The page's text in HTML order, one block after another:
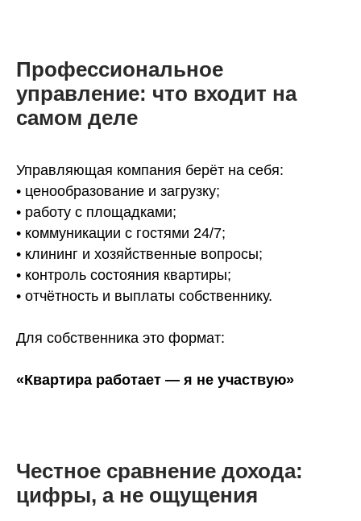
Профессиональное
управление: что входит на
самом деле
Управляющая компания берёт на себя:
• ценообразование и загрузку;
• работу с площадками;
• коммуникации с гостями 24/7;
• клининг и хозяйственные вопросы;
• контроль состояния квартиры;
• отчётность и выплаты собственнику.
Для собственника это формат:
«Квартира работает — я не участвую»
Честное сравнение дохода:
цифры, а не ощущения